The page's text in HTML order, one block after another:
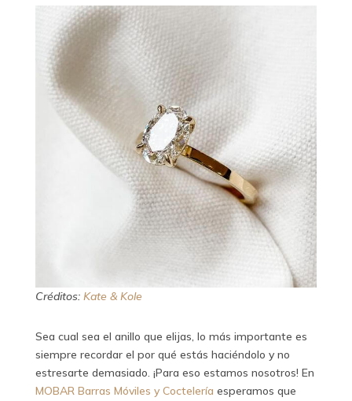
Créditos: Kate & Kole
Sea cual sea el anillo que elijas, lo más importante es
siempre recordar el por qué estás haciéndolo y no
estresarte demasiado. ¡Para eso estamos nosotros! En
MOBAR Barras Móviles y Coctelería esperamos que